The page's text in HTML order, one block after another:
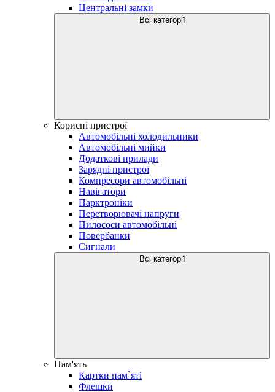
Центральні замки
Всі категорії
Корисні пристрої
Автомобільні холодильники
Автомобільні мийки
Додаткові прилади
Зарядні пристрої
Компресори автомобільні
Навігатори
Парктроніки
Перетворювачі напруги
Пилососи автомобільні
Повербанки
Сигнали
Всі категорії
Пам'ять
Картки пам`яті
Флешки